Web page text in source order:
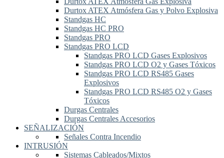
Durtox ATEX Atmósfera Gas y Polvo Explosiva
Standgas HC
Standgas HC PRO
Standgas PRO
Standgas PRO LCD
Standgas PRO LCD Gases Explosivos
Standgas PRO LCD O2 y Gases Tóxicos
Standgas PRO LCD RS485 Gases
Explosivos
Standgas PRO LCD RS485 O2 y Gases
Tóxicos
Durgas Centrales
Durgas Centrales Accesorios
SEÑALIZACIÓN
Señales Contra Incendio
INTRUSIÓN
Sistemas Cableados/Mixtos